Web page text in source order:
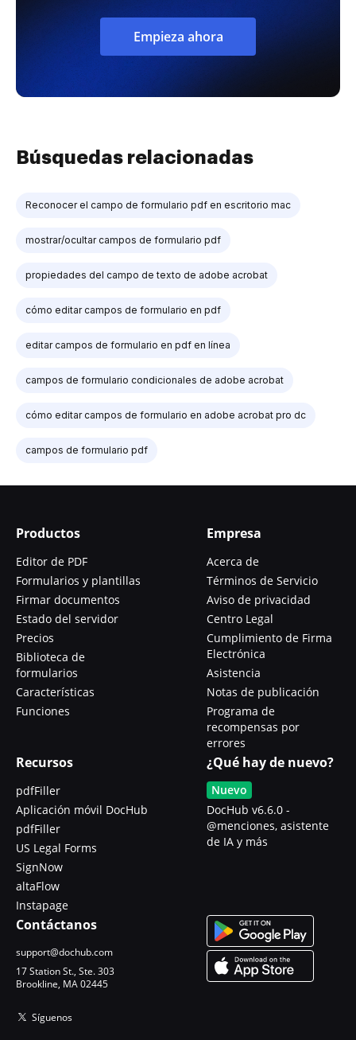
Empieza ahora
Búsquedas relacionadas
Reconocer el campo de formulario pdf en escritorio mac
mostrar/ocultar campos de formulario pdf
propiedades del campo de texto de adobe acrobat
cómo editar campos de formulario en pdf
editar campos de formulario en pdf en línea
campos de formulario condicionales de adobe acrobat
cómo editar campos de formulario en adobe acrobat pro dc
campos de formulario pdf
Productos
Editor de PDF
Formularios y plantillas
Firmar documentos
Estado del servidor
Precios
Biblioteca de
formularios
Características
Funciones
Empresa
Acerca de
Términos de Servicio
Aviso de privacidad
Centro Legal
Cumplimiento de Firma
Electrónica
Asistencia
Notas de publicación
Programa de
recompensas por
errores
Recursos
pdfFiller
Aplicación móvil DocHub
pdfFiller
US Legal Forms
SignNow
altaFlow
Instapage
¿Qué hay de nuevo?
Nuevo
DocHub v6.6.0 -
@menciones, asistente
de IA y más
Contáctanos
support@dochub.com
17 Station St., Ste. 303
Brookline, MA 02445
Síguenos